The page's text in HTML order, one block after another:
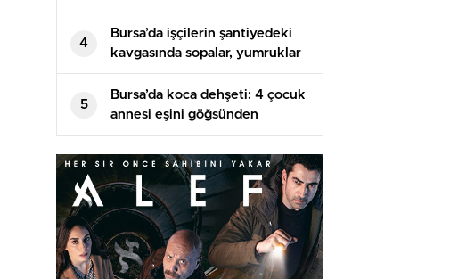
4
Bursa’da işçilerin şantiyedeki
kavgasında sopalar, yumruklar
havada uçuştu
5
Bursa’da koca dehşeti: 4 çocuk
annesi eşini göğsünden
bıçaklayarak öldürdü